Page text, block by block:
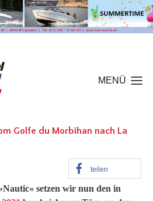
MENÜ
Golfe du Morbihan nach La
teilen
setzen wir nun den in